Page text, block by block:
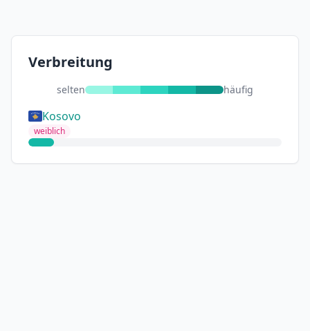
Verbreitung
selten häufig
Kosovo
weiblich